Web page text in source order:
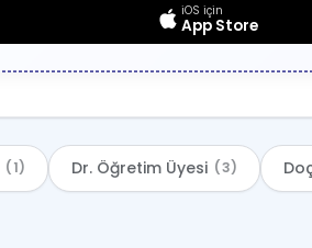
12
2026-
07
1
iOS için
App Store
(1) Dr. Öğretim Üyesi (3)